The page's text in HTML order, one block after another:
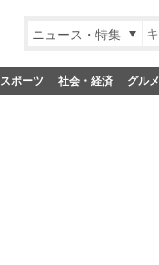
ニュース・特集
スポーツ 社会・経済 グルメ